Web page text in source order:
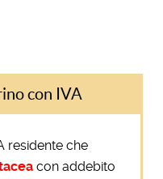
con IVA
residente che
con addebito